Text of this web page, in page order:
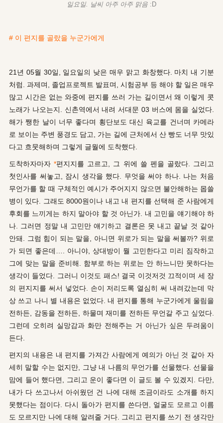
일요일. 날씨 아주 아주 맑음 :D
# 이 편지를 골랐을 누군가에게
21년 05월 30일, 일요일의 낮은 매우 맑고 화창했다. 마치 내 기분
처럼. 과제며, 졸업프로젝트 발표며, 시험공부 등 해야 할 일은 매우
많고 시간은 없는 와중에 편지를 쓰러 가는 길이면서 왜 이렇게 콧
노래가 나오는지. 신촌역에서 내려 서대문 03 버스에 몸을 실었다.
해가 쨍한 날이 너무 좋다며 횡단보도 대신 육교를 건너며 카메라
로 보이는 주변 풍경도 담고, 가는 길에 근처에서 산 빵도 너무 맛있
다고 흐뭇해하며 그렇게 글월에 도착했다.
도착하자마자*편지지를 고르고, 그 위에 쓸 펜을 골랐다. 그리고
첫인사를 써놓고, 잠시 생각을 했다. 무엇을써야 하나. 나는 처음
무언가를 할 때 구체적인 예시가 주어지지 않으면 불안해하는 몹쓸
병이 있다. 그래도8000원이나 내고 내 편지를 선택해 준 사람에게
후회를 느끼게는 하지 말아야 할 것 아닌가. 내 고민을 얘기해야하
나. 그러면 정말 내 고민만 얘기하고 결론은 못 내고 끝날 것 같아
안돼
. 그럼 힘이 되는 말을, 아니면 위로가 되는 말을 써볼까? 위로
가 되면 좋은데…. 아니야 , 상대방이 뭘 고민한다고 미리 짐작하고
그에 맞는 말을 준비해. 함부로 하는 위로는 안 하느니만 못하다는
생각이 들었다. 그러니 이것도 패스! 결국 이것저것 끄적이며 세 장
의 편지지를 써서 넣었다. 손이 저리도록 열심히써 내려갔는데 막
상 쓰고 나니 별 내용은 없었다. 내 편지를 통해 누군가에게 울림을
전하든, 감동을 전하든, 하물며 재미를 전하든 무언갈 주고 싶었다.
그런데 오히려 실망감과 화만 전해주는 거 아닌가 싶은 두려움이
든다.
편지의 내용은 내 편지를 가져간 사람에게 예의가 아닌 것 같아 자
세히 말할 수는 없지만, 그냥 내 나름의 무언가를 선물했다. 선물을
맘에 들어 했다면
, 그리고 운이 좋다면 이 글도 볼 수 있겠지. 다만,
내가 다 쓰고나서 아쉬웠던 건 나에 대해 조금이라도 소개를 하지
못했다는 점이다. 다시 돌아가 편지를 쓴다면, 얼굴도 모르고 이름
도 모르지만 나에 대해 알려줄 거다 . 그리고 편지를 쓰기 전 생각만